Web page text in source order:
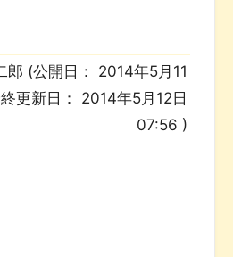
郎 (公開日： 2014年5月11
更新日： 2014年5月12日
07:56 )